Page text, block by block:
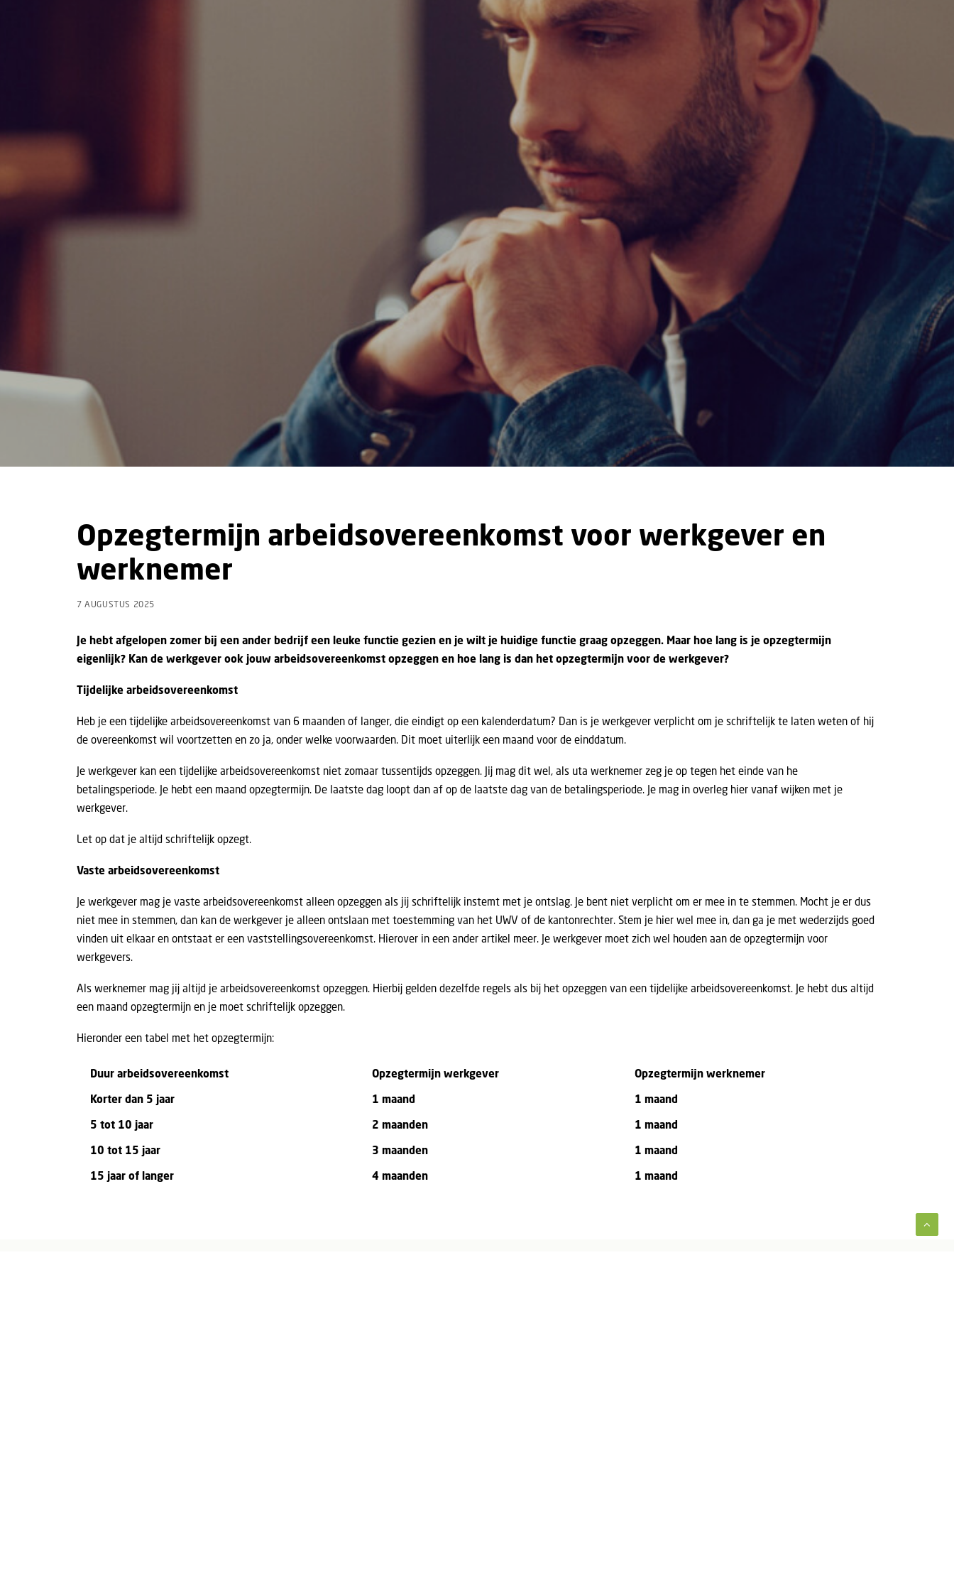
Opzegtermijn arbeidsovereenkomst voor werkgever en
werknemer
7 AUGUSTUS 2025
Je hebt afgelopen zomer bij een ander bedrijf een leuke functie gezien en je wilt je huidige functie graag opzeggen. Maar hoe lang is je opzegtermijn
eigenlijk? Kan de werkgever ook jouw arbeidsovereenkomst opzeggen en hoe lang is dan het opzegtermijn voor de werkgever?
Tijdelijke arbeidsovereenkomst
Heb je een tijdelijke arbeidsovereenkomst van 6 maanden of langer, die eindigt op een kalenderdatum? Dan is je werkgever verplicht om je schriftelijk te laten weten of hij
de overeenkomst wil voortzetten en zo ja, onder welke voorwaarden. Dit moet uiterlijk een maand voor de einddatum.
Je werkgever kan een tijdelijke arbeidsovereenkomst niet zomaar tussentijds opzeggen. Jij mag dit wel, als uta werknemer zeg je op tegen het einde van he
betalingsperiode. Je hebt een maand opzegtermijn. De laatste dag loopt dan af op de laatste dag van de betalingsperiode. Je mag in overleg hier vanaf wijken met je
werkgever.
Let op dat je altijd schriftelijk opzegt.
Vaste arbeidsovereenkomst
Je werkgever mag je vaste arbeidsovereenkomst alleen opzeggen als jij schriftelijk instemt met je ontslag. Je bent niet verplicht om er mee in te stemmen. Mocht je er dus
niet mee in stemmen, dan kan de werkgever je alleen ontslaan met toestemming van het UWV of de kantonrechter. Stem je hier wel mee in, dan ga je met wederzijds goed
vinden uit elkaar en ontstaat er een vaststellingsovereenkomst. Hierover in een ander artikel meer. Je werkgever moet zich wel houden aan de opzegtermijn voor
werkgevers.
Als werknemer mag jij altijd je arbeidsovereenkomst opzeggen. Hierbij gelden dezelfde regels als bij het opzeggen van een tijdelijke arbeidsovereenkomst. Je hebt dus altijd
een maand opzegtermijn en je moet schriftelijk opzeggen.
Hieronder een tabel met het opzegtermijn:
Duur arbeidsovereenkomst Opzegtermijn werkgever
Opzegtermijn werknemer
Korter dan 5 jaar
1 maand
1 maand
5 tot 10 jaar
2 maanden
1 maand
10 tot 15 jaar
3 maanden
1 maand
15 jaar of langer
4 maanden 1 maand